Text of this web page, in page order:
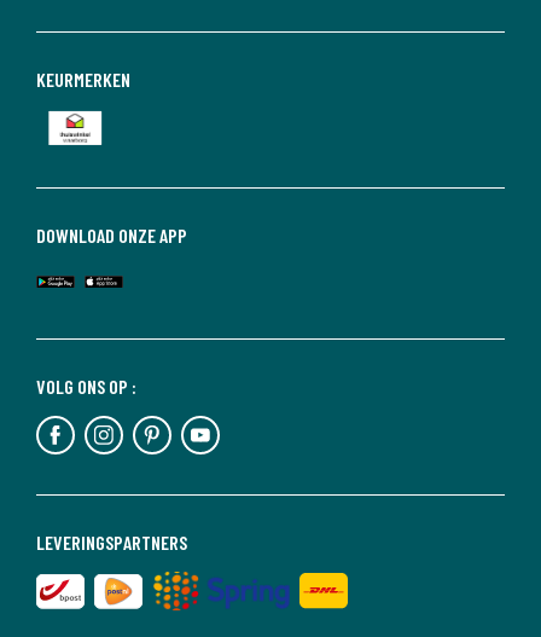
LEVERINGSPARTNERS
VOLG ONS OP :
DOWNLOAD ONZE APP
KEURMERKEN